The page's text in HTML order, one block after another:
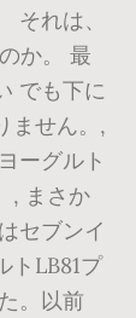
それは、
か。 最
でも下に
ません。,
ーグルト
, まさか
セブンイ
トLB81プ
。以前